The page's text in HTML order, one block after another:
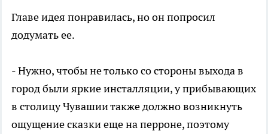
Главе идея понравилась, но он попросил
додумать ее.
- Нужно, чтобы не только со стороны выхода в
город были яркие инсталляции, у прибывающих
в столицу Чувашии также должно возникнуть
ощущение сказки еще на перроне, поэтому